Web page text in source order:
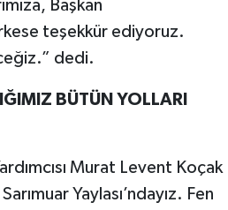
Başkan
teşekkür ediyoruz.
dedi.
BÜTÜN YOLLARI
Murat Levent Koçak
Yaylası’ndayız. Fen